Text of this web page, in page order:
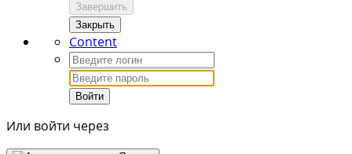
Завершить
Закрыть
Content
Войти
Или войти через